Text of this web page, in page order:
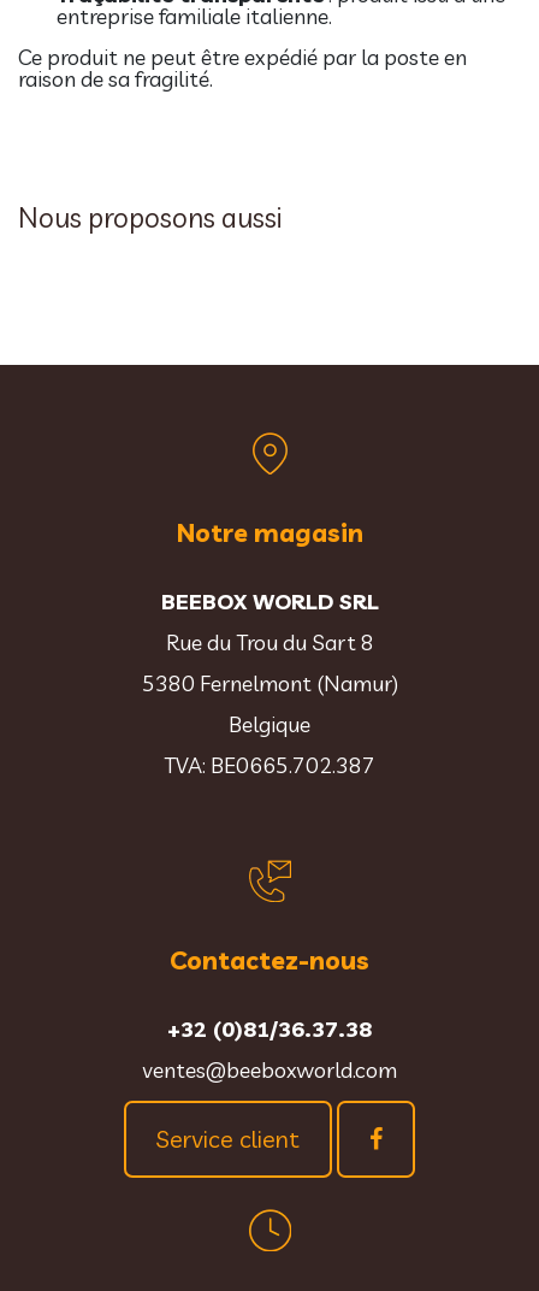
entreprise familiale italienne.
Ce produit ne peut être expédié par la poste en
raison de sa fragilité.
Nous proposons aussi
Notre magasin
BEEBOX WORLD SRL
Rue du Trou du Sart 8
5380 Fernelmont (Namur)
Belgique
TVA: BE0665.702.387
Contactez-nous
+32 (0)81/36.37.38
ventes@beeboxworld.com
Service client